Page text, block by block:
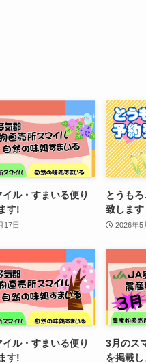
ル・すまいる便り
す!
17日
とうも
致します
2026年5
ル・すまいる便り
す!
3月のス
を掲載